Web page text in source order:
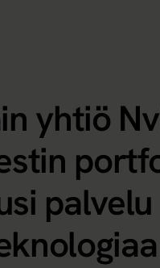
yhtiö